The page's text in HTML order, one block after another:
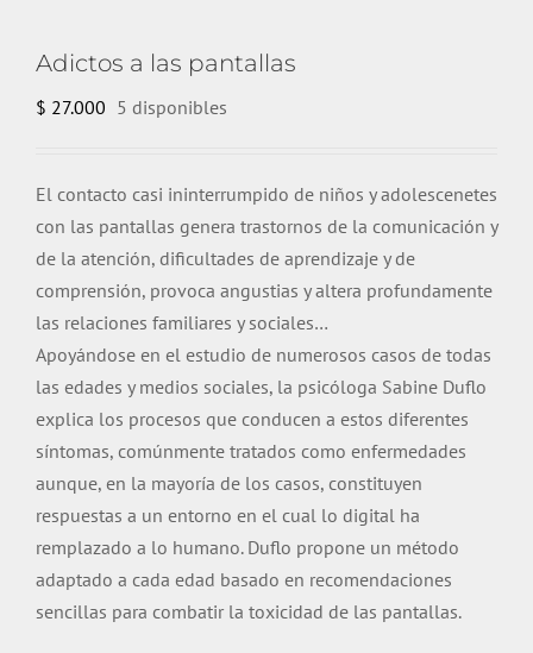
Adictos a las pantallas
$ 27.000 5 disponibles
El contacto casi ininterrumpido de niños y adolescenetes
con las pantallas genera trastornos de la comunicación y
de la atención, dificultades de aprendizaje y de
comprensión, provoca angustias y altera profundamente
las relaciones familiares y sociales…
Apoyándose en el estudio de numerosos casos de todas
las edades y medios sociales, la psicóloga Sabine Duflo
explica los procesos que conducen a estos diferentes
síntomas, comúnmente tratados como enfermedades
aunque, en la mayoría de los casos, constituyen
respuestas a un entorno en el cual lo digital ha
remplazado a lo humano. Duflo propone un método
adaptado a cada edad basado en recomendaciones
sencillas para combatir la toxicidad de las pantallas.